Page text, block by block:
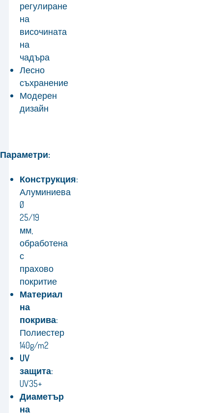
регулиране
на
височината
на
чадъра
Лесно
съхранение
Модерен
дизайн
Параметри:
Конструкция:
Алуминиева
Ø
25/19
мм,
обработена
с
прахово
покритие
Материал
на
покрива:
Полиестер
140g/m2
UV
защита:
UV35+
Диаметър
на